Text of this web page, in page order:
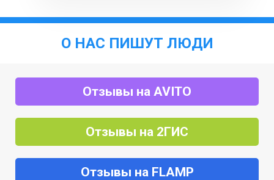
О НАС ПИШУТ ЛЮДИ
Отзывы на AVITO
Отзывы на 2ГИС
Отзывы на FLAMP